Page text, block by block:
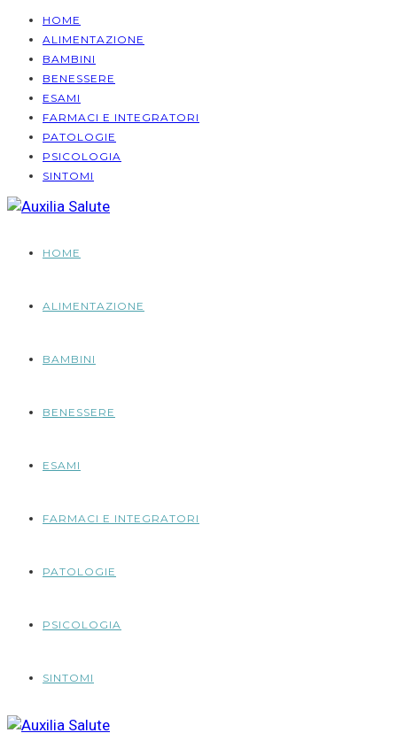
HOME
ALIMENTAZIONE
BAMBINI
BENESSERE
ESAMI
FARMACI E INTEGRATORI
PATOLOGIE
PSICOLOGIA
SINTOMI
HOME
ALIMENTAZIONE
BAMBINI
BENESSERE
ESAMI
FARMACI E INTEGRATORI
PATOLOGIE
PSICOLOGIA
SINTOMI